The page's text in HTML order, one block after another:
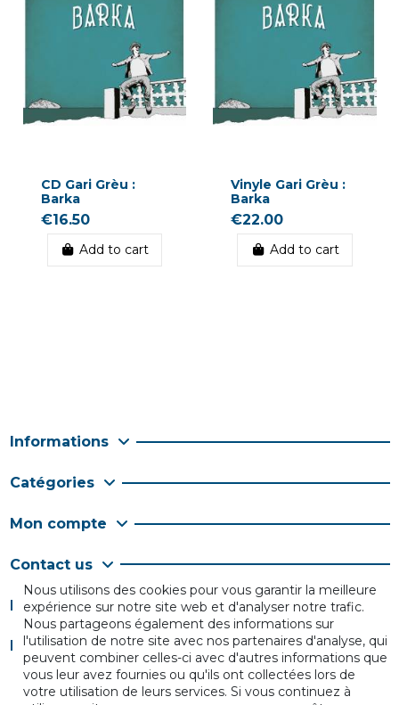
CD Gari Grèu :
Barka
€16.50
Add to cart
Vinyle Gari Grèu :
Barka
€22.00
Add to cart
Informations
Catégories
Mon compte
Contact us
Follow us
Newsletter
Nous utilisons des cookies pour vous garantir la meilleure
expérience sur notre site web et d'analyser notre trafic.
Nous partageons également des informations sur
l'utilisation de notre site avec nos partenaires d'analyse, qui
peuvent combiner celles-ci avec d'autres informations que
vous leur avez fournies ou qu'ils ont collectées lors de
votre utilisation de leurs services. Si vous continuez à